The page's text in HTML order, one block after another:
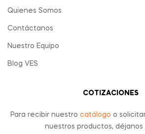
Quienes Somos
Contáctanos
Nuestro Equipo
Blog VES
COTIZACIONES
Para recibir nuestro catálogo o
nuestros productos, déjanos